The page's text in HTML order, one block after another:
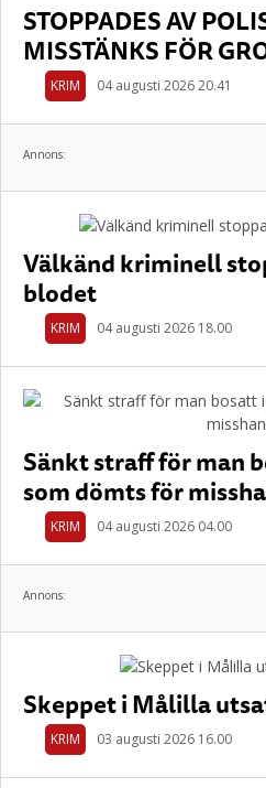
STOPPADES AV
MISSTÄNKS FÖR
KRIM 04 augusti 2026 20.41
Annons:
Välkänd kriminell
blodet
KRIM 04 augusti 2026 18.00
Sänkt straff för man
som dömts för
KRIM 04 augusti 2026 04.00
Annons:
Skeppet i Målilla
KRIM 03 augusti 2026 16.00